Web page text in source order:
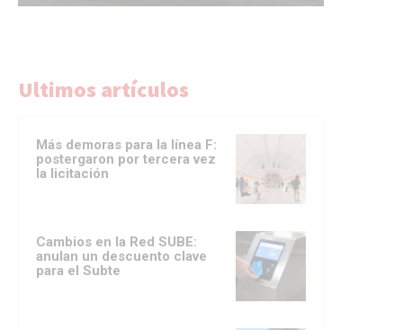
Ultimos artículos
Más demoras para la línea F:
postergaron por tercera vez
la licitación
Cambios en la Red SUBE:
anulan un descuento clave
para el Subte